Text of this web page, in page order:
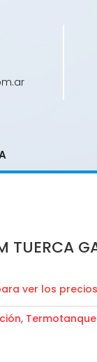
ver los precios
,